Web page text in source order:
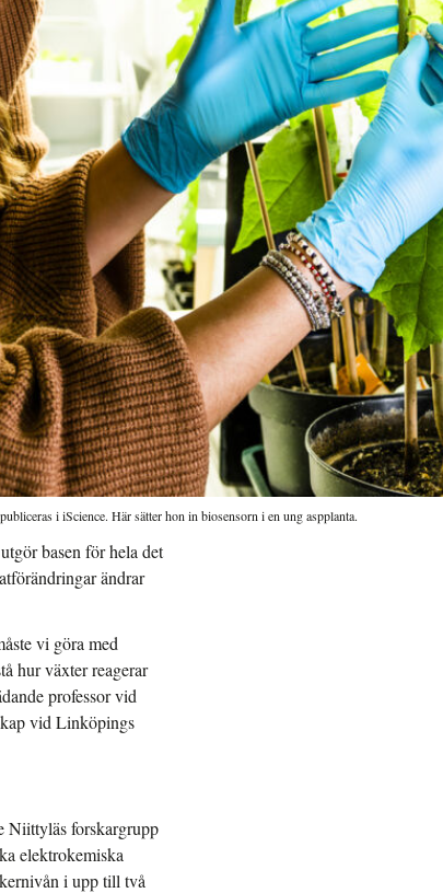
i iScience. Här sätter hon in biosensorn i en ung aspplanta.
basen för hela det
ändrar
vi göra med
hur växter reagerar
professor vid
vid Linköpings
Niittyläs forskargrupp
elektrokemiska
i upp till två